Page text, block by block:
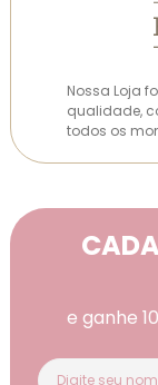
Nossa Loja
qualidade,
todos os
e ganhe